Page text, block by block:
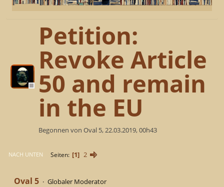
Petition:
Revoke Article
50 and remain
in the EU
Begonnen von Oval 5, 22.03.2019, 00h43
NACH UNTEN Seiten 1 2
Oval 5 Globaler Moderator